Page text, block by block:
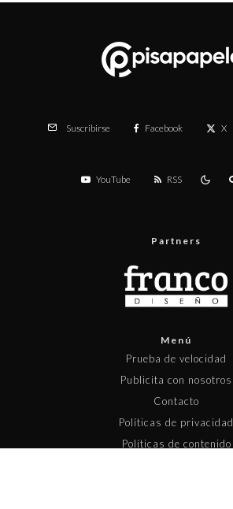
Suscribirse Facebook X
YouTube RSS
Partners
Menú
Prueba de velocidad
Publicita con nosotros
Contacto
Políticas de privacidad
Políticas de contenido